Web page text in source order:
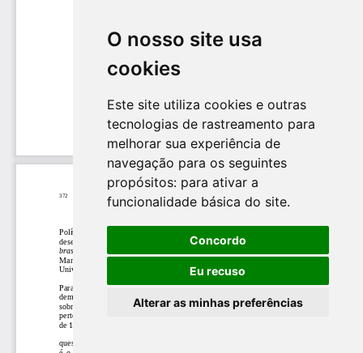
O nosso site usa
cookies
Este site utiliza cookies e outras
tecnologias de rastreamento para
melhorar sua experiência de
navegação para os seguintes
propósitos: para ativar a
funcionalidade básica do site.
Concordo
Eu recuso
Alterar as minhas preferências